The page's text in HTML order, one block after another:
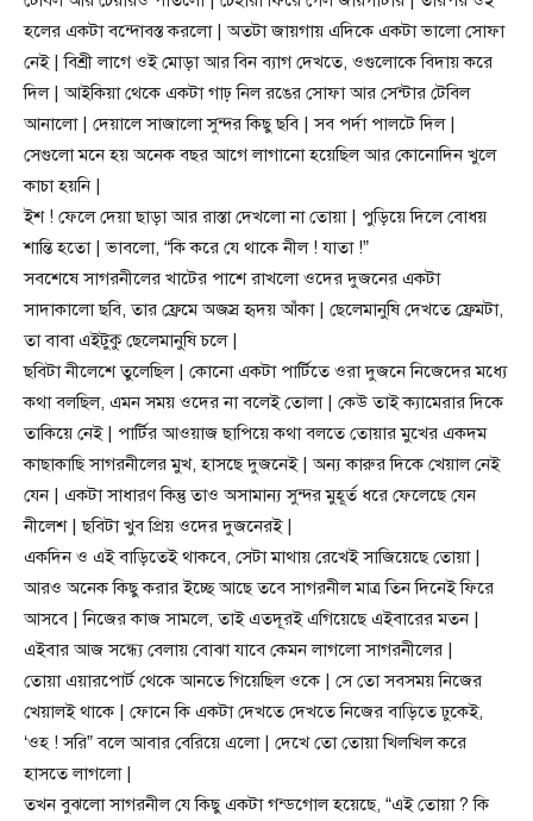
হলের একটা বন্দোবস্ত করলো | অতটা জায়গায় এদিকে একটা ভালো সোফা
নেই | বিশ্রী লাগে ওই মোড়া আর বিন ব্যাগ দেখতে, ওগুলোকে বিদায় করে
দিল | আইকিয়া থেকে একটা গাঢ় নিল রঙের সোফা আর সেন্টার টেবিল
আনালো | দেয়ালে সাজালো সুন্দর কিছু ছবি | সব পর্দা পালটে দিল |
সেগুলো মনে হয় অনেক বছর আগে লাগানো হয়েছিল আর কোনোদিন খুলে
কাচা হয়নি |
ইশ ! ফেলে দেয়া ছাড়া আর রাস্তা দেখলো না তোয়া | পুড়িয়ে দিলে বোধয়
শান্তি হতো | ভাবলো, “কি করে যে থাকে নীল ! যাতা !”
সবশেষে সাগরনীলের খাটের পাশে রাখলো ওদের দুজনের একটা
সাদাকালো ছবি, তার ফ্রেমে অজস্র হৃদয় আঁকা | ছেলেমানুষি দেখতে ফ্রেমটা,
তা বাবা এইটুকু ছেলেমানুষি চলে |
ছবিটা নীলেশে তুলেছিল | কোনো একটা পার্টিতে ওরা দুজনে নিজেদের মধ্যে
কথা বলছিল, এমন সময় ওদের না বলেই তোলা | কেউ তাই ক্যামেরার দিকে
তাকিয়ে নেই | পার্টির আওয়াজ ছাপিয়ে কথা বলতে তোয়ার মুখের একদম
কাছাকাছি সাগরনীলের মুখ, হাসছে দুজনেই | অন্য কারুর দিকে খেয়াল নেই
যেন | একটা সাধারণ কিন্তু তাও অসামান্য সুন্দর মুহূর্ত ধরে ফেলেছে যেন
নীলেশ | ছবিটা খুব প্রিয় ওদের দুজনেরই |
একদিন ও এই বাড়িতেই থাকবে, সেটা মাথায় রেখেই সাজিয়েছে তোয়া |
আরও অনেক কিছু করার ইচ্ছে আছে তবে সাগরনীল মাত্র তিন দিনেই ফিরে
আসবে | নিজের কাজ সামলে, তাই এতদূরই এগিয়েছে এইবারের মতন |
এইবার আজ সন্ধ্যে বেলায় বোঝা যাবে কেমন লাগলো সাগরনীলের |
তোয়া এয়ারপোর্ট থেকে আনতে গিয়েছিল ওকে | সে তো সবসময় নিজের
খেয়ালই থাকে | ফোনে কি একটা দেখতে দেখতে নিজের বাড়িতে ঢুকেই,
‘ওহ ! সরি” বলে আবার বেরিয়ে এলো | দেখে তো তোয়া খিলখিল করে
হাসতে লাগলো |
তখন বুঝলো সাগরনীল যে কিছু একটা গন্ডগোল হয়েছে, “এই তোয়া ? কি